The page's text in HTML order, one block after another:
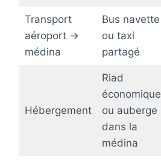
Transport
aéroport →
médina
Bus navette
ou taxi
partagé
Hébergement
Riad
économique
ou auberge
dans la
médina